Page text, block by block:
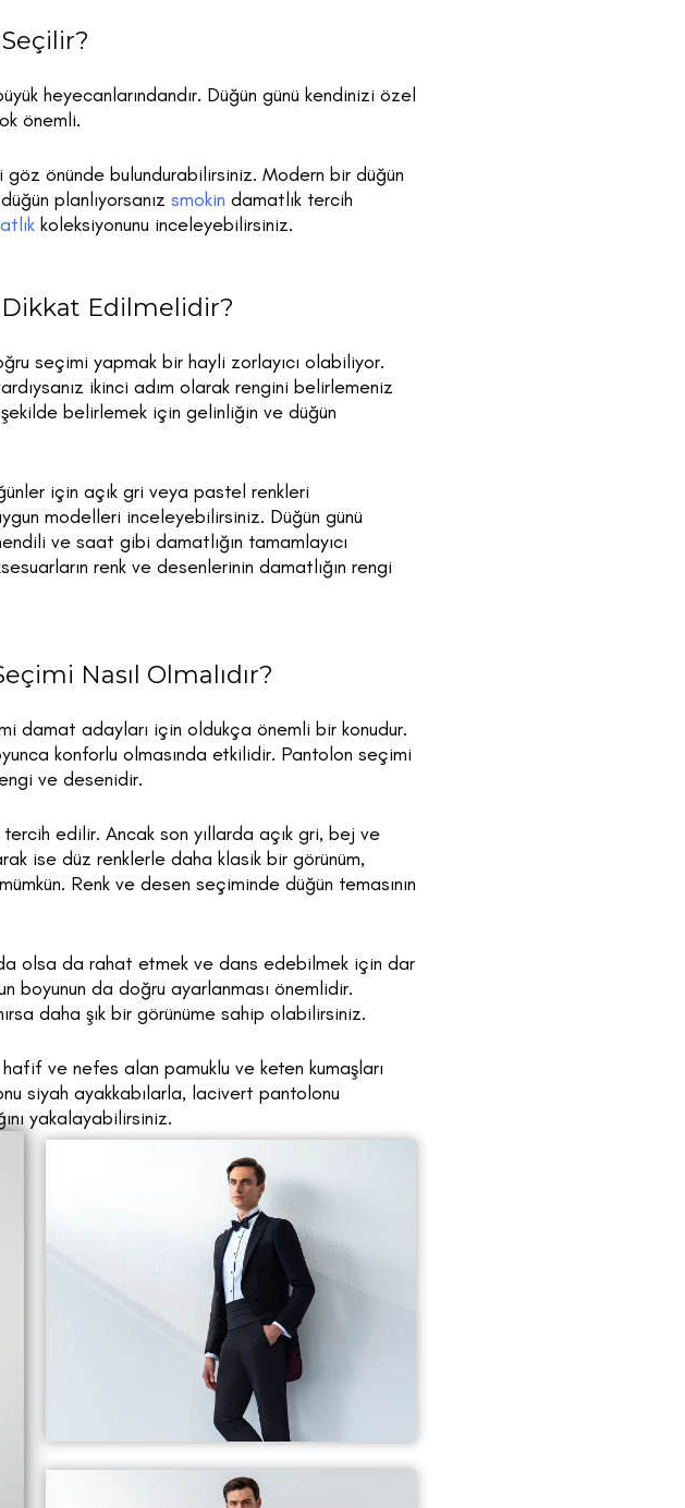
heyecanlarındandır. Düğün günü kendinizi özel
önemli.
göz önünde bulundurabilirsiniz. Modern bir düğün
planlıyorsanız smokin damatlık tercih
koleksiyonunu inceleyebilirsiniz.
Edilmelidir?
seçimi yapmak bir hayli zorlayıcı olabiliyor.
ikinci adım olarak rengini belirlemeniz
belirlemek için gelinliğin ve düğün
için açık gri veya pastel renkleri
modelleri inceleyebilirsiniz. Düğün günü
ve saat gibi damatlığın tamamlayıcı
renk ve desenlerinin damatlığın rengi
Nasıl Olmalıdır?
damat adayları için oldukça önemli bir konudur.
konforlu olmasında etkilidir. Pantolon seçimi
ve desenidir.
edilir. Ancak son yıllarda açık gri, bej ve
ise düz renklerle daha klasik bir görünüm,
Renk ve desen seçiminde düğün temasının
olsa da rahat etmek ve dans edebilmek için dar
boyunun da doğru ayarlanması önemlidir.
daha şık bir görünüme sahip olabilirsiniz.
ve nefes alan pamuklu ve keten kumaşları
siyah ayakkabılarla, lacivert pantolonu
yakalayabilirsiniz.